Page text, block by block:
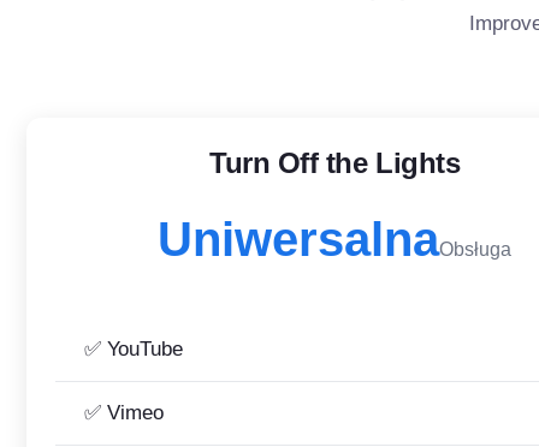
Turn Off the Lights
UniwersalnaObsługa
✅ YouTube
✅ Vimeo